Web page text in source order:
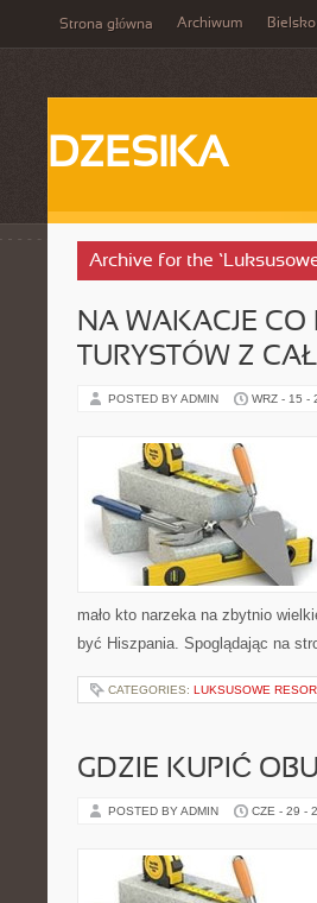
Strona główna Archiwum Bielsko
DZESIKA
Archive for the
NA WAKACJE
TURYSTÓW Z
POSTED BY ADMIN WRZ - 15 -
mało kto narzeka na zbytnio
być Hiszpania. Spoglądając na
CATEGORIES: LUKSUSOWE
GDZIE KUPIĆ
POSTED BY ADMIN CZE - 29 -